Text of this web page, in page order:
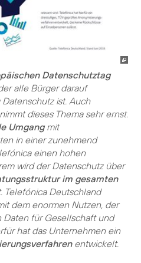
Datenschutztag
alle Bürger darauf
ist. Auch
dieses Thema sehr ernst.
Umgangmit
in einer zunehmend
einen hohen
wird der Datenschutz über
im gesamten
Telefónica Deutschland
dem enormen Nutzen, der
Daten für Gesellschaft und
hat das Unternehmen ein
entwickelt.